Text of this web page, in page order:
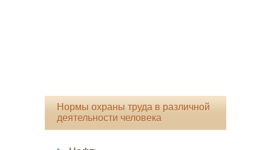
Нормы охраны труда в различной
деятельности человека